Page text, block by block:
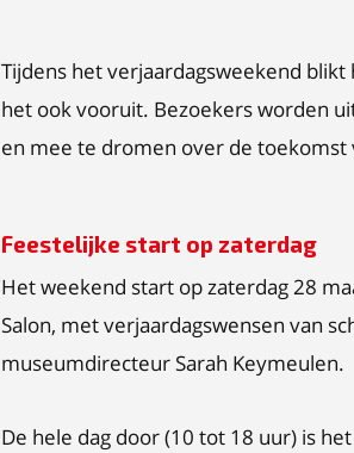
Tijdens het verjaardagsweekend
het ook vooruit. Bezoekers worden
en mee te dromen over de toekomst
Feestelijke start op zaterdag
Het weekend start op zaterdag 28
Salon, met verjaardagswensen van
museumdirecteur Sarah Keymeulen.
De hele dag door (10 tot 18 uur) is